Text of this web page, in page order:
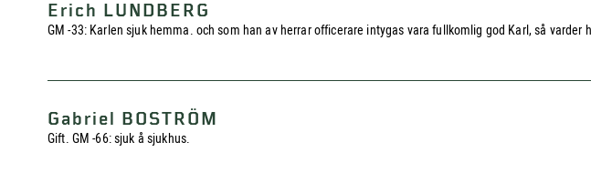
Erich LUNDBERG
GM -33: Karlen sjuk hemma. och som han av herrar officerare intygas vara fullkomlig god Karl, så
Gabriel BOSTRÖM
Gift. GM -66: sjuk å sjukhus.